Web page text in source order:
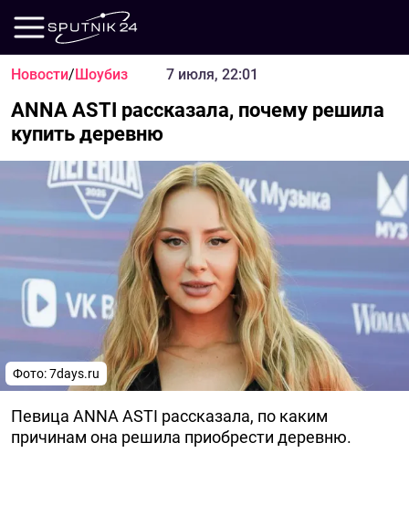
Новости/Шоубиз 7 июля, 22:01
ANNA ASTI рассказала, почему решила
купить деревню
Фото:7days.ru
Певица ANNA ASTI рассказала, по каким
причинам она решила приобрести деревню.